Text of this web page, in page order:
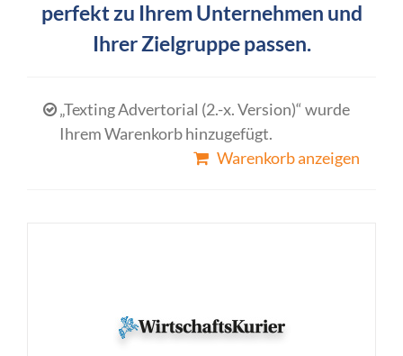
perfekt zu Ihrem Unternehmen und
Ihrer Zielgruppe passen.
„Texting Advertorial (2.-x. Version)“ wurde
Ihrem Warenkorb hinzugefügt.
Warenkorb anzeigen